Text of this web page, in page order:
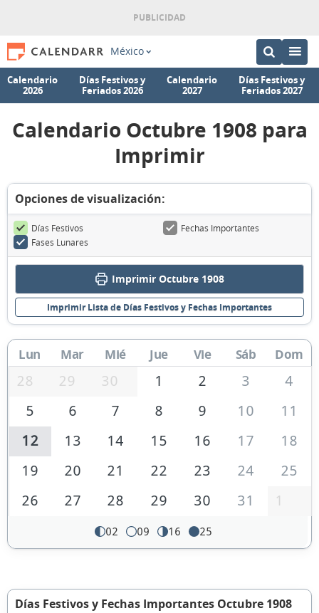
México
Calendario
2026
Días Festivos y
Feriados 2026
Calendario
2027
Días Festivos y
Feriados 2027
Calendario Octubre 1908 para
Imprimir
Opciones de visualización:
Días Festivos
Fechas Importantes
Fases Lunares
Imprimir Octubre 1908
Imprimir Lista de Días Festivos y Fechas Importantes
Lun Mar Mié Jue Vie Sáb Dom
28 29 30 1 2 3
4
5
6 7 8 9 10
11
12
13 14 15 16 17
18
19
20 21 22 23 24
25
26
27 28 29 30 31 1
02 09 16 25
Días Festivos y Fechas Importantes Octubre 1908